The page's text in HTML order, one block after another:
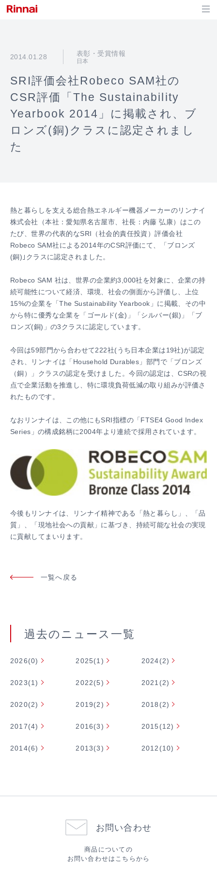
Japanese
English
2014.01.28 表彰・受賞情報
日本
SRI評価会社Robeco SAM社の
CSR評価「The Sustainability
Yearbook 2014」に掲載され、ブ
ロンズ(銅)クラスに認定されまし
た
熱と暮らしを支える総合熱エネルギー機器メーカーのリンナイ
株式会社（本社：愛知県名古屋市、社長：内藤 弘康）はこの
たび、世界の代表的なSRI（社会的責任投資）評価会社
Robeco SAM社による2014年のCSR評価にて、「ブロンズ
(銅)｣クラスに認定されました。
Robeco SAM 社は、世界の企業約3,000社を対象に、企業の持
続可能性について経済、環境、社会の側面から評価し、上位
15%の企業を「The Sustainability Yearbook」に掲載、その中
から特に優秀な企業を「ゴールド(金)」「シルバー(銀)」「ブ
ロンズ(銅)」の3クラスに認定しています。
今回は59部門から合わせて222社(うち日本企業は19社)が認定
され、リンナイは「Household Durables」部門で「ブロンズ
（銅）」クラスの認定を受けました。今回の認定は、CSRの視
点で企業活動を推進し、特に環境負荷低減の取り組みが評価さ
れたものです。
なおリンナイは、この他にもSRI指標の「FTSE4 Good Index
Series」の構成銘柄に2004年より連続で採用されています。
今後もリンナイは、リンナイ精神である「熱と暮らし」、「品
質」、「現地社会への貢献」に基づき、持続可能な社会の実現
に貢献してまいります。
一覧へ戻る
過去のニュース⼀覧
2026(0) 2025(1) 2024(2)
2023(1) 2022(5) 2021(2)
2020(2) 2019(2) 2018(2)
2017(4) 2016(3) 2015(12)
2014(6) 2013(3) 2012(10)
お問い合わせ
商品についての
お問い合わせはこちらから